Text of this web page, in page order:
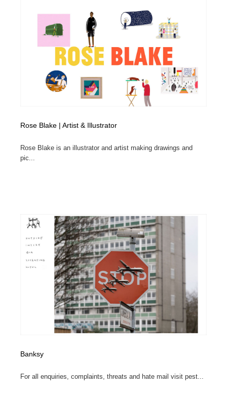
Rose Blake | Artist & Illustrator
Rose Blake is an illustrator and artist making drawings and
pic...
Banksy
For all enquiries, complaints, threats and hate mail visit pest...